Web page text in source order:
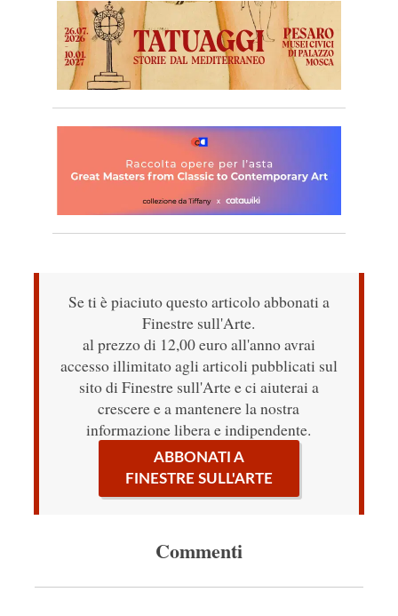
Se ti è piaciuto questo articolo abbonati a
Finestre sull'Arte.
al prezzo di 12,00 euro all'anno avrai
accesso illimitato agli articoli pubblicati sul
sito di Finestre sull'Arte e ci aiuterai a
crescere e a mantenere la nostra
informazione libera e indipendente.
ABBONATI A
FINESTRE SULL'ARTE
Commenti